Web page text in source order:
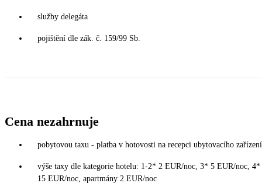
služby delegáta
pojištění dle zák. č. 159/99 Sb.
Cena nezahrnuje
pobytovou taxu - platba v hotovosti na recepci ubytovacího
výše taxy dle kategorie hotelu: 1-2* 2 EUR/noc, 3* 5 EUR/noc,
15 EUR/noc, apartmány 2 EUR/noc